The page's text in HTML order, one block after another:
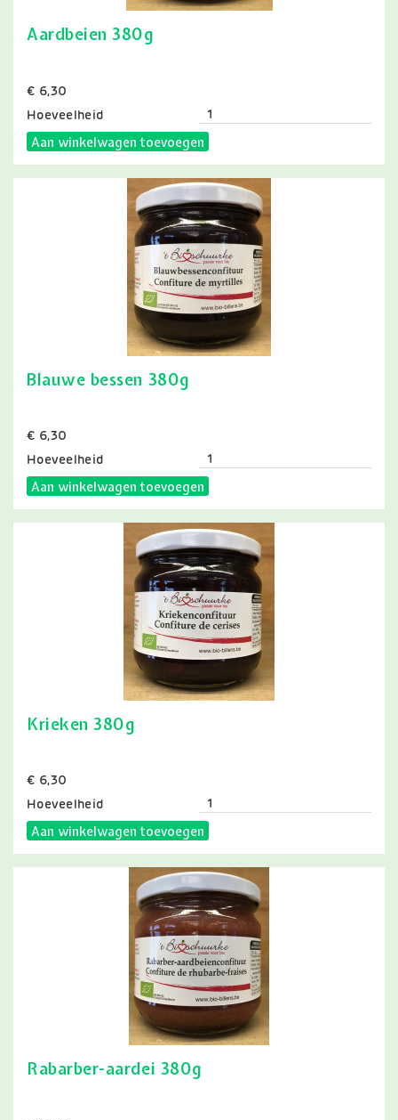
Aardbeien 380g
Prijs
€ 6,30
Hoeveelheid
Aan winkelwagen toevoegen
Blauwe bessen 380g
Prijs
€ 6,30
Hoeveelheid
Aan winkelwagen toevoegen
Krieken 380g
Prijs
€ 6,30
Hoeveelheid
Aan winkelwagen toevoegen
Rabarber-aardei 380g